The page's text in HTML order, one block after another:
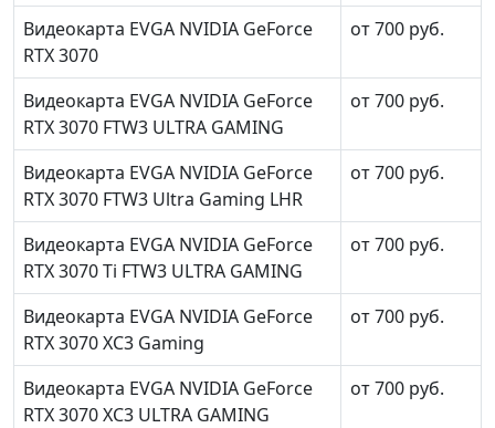
Видеокарта EVGA NVIDIA GeForce
RTX 3070
от 700 руб.
Видеокарта EVGA NVIDIA GeForce
RTX 3070 FTW3 ULTRA GAMING
от 700 руб.
Видеокарта EVGA NVIDIA GeForce
RTX 3070 FTW3 Ultra Gaming LHR
от 700 руб.
Видеокарта EVGA NVIDIA GeForce
RTX 3070 Ti FTW3 ULTRA GAMING
от 700 руб.
Видеокарта EVGA NVIDIA GeForce
RTX 3070 XC3 Gaming
от 700 руб.
Видеокарта EVGA NVIDIA GeForce
RTX 3070 XC3 ULTRA GAMING
от 700 руб.